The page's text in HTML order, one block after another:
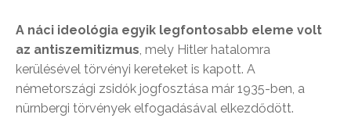
A náci ideológia egyik legfontosabb eleme volt
az antiszemitizmus, mely Hitler hatalomra
kerülésével törvényi kereteket is kapott. A
németországi zsidók jogfosztása már 1935-ben, a
nürnbergi törvények elfogadásával elkezdődött.